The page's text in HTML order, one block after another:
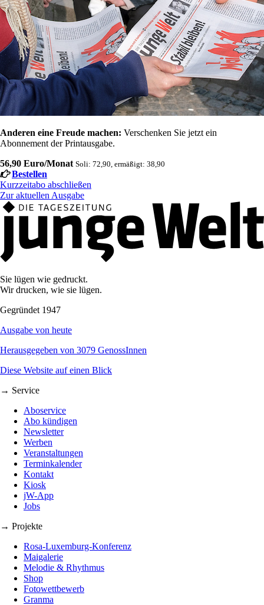
Anderen eine Freude machen: Verschenken Sie jetzt ein
Abonnement der Printausgabe.
56,90 Euro/Monat Soli: 72,90, ermäßigt: 38,90
Bestellen
Kurzzeitabo abschließen
Zur aktuellen Ausgabe
Sie lügen wie gedruckt.
Wir drucken, wie sie lügen.
Gegründet 1947
Ausgabe von heute
Herausgegeben von 3079 GenossInnen
Diese Website auf einen Blick
→ Service
Aboservice
Abo kündigen
Newsletter
Werben
Veranstaltungen
Terminkalender
Kontakt
Kiosk
jW-App
Jobs
→ Projekte
Rosa-Luxemburg-Konferenz
Maigalerie
Melodie & Rhythmus
Shop
Fotowettbewerb
Granma